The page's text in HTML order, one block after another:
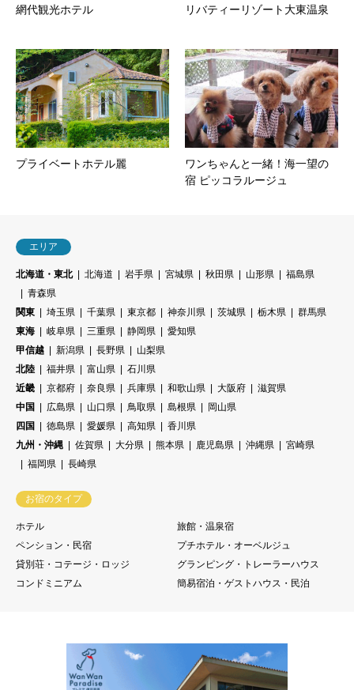
網代観光ホテル リバティーリゾート大東温泉
プライベートホテル麗
ワンちゃんと一緒！海一望の
宿 ピッコラルージュ
エリア
北海道・東北 北海道 岩手県 宮城県 秋田県 山形県
福島県
青森県
関東
埼玉県 千葉県 東京都 神奈川県 茨城県 栃木県
群馬県
東海
岐阜県 三重県 静岡県
愛知県
甲信越
新潟県 長野県
山梨県
北陸
福井県 富山県
石川県
近畿
京都府 奈良県 兵庫県 和歌山県 大阪府
滋賀県
中国
広島県 山口県 鳥取県 島根県
岡山県
四国
徳島県 愛媛県 高知県
香川県
九州・沖縄
佐賀県 大分県 熊本県 鹿児島県 沖縄県
宮崎県
福岡県
長崎県
お宿のタイプ
ホテル
旅館・温泉宿
ペンション・民宿
プチホテル・オーベルジュ
貸別荘・コテージ・ロッジ
グランピング・トレーラーハウス
コンドミニアム
簡易宿泊・ゲストハウス・民泊